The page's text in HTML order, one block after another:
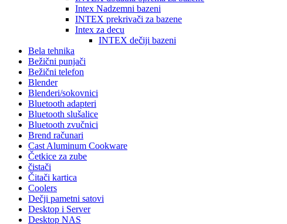
Intex Nadzemni bazeni
INTEX prekrivači za bazene
Intex za decu
INTEX dečiji bazeni
Bela tehnika
Bežični punjači
Bežični telefon
Blender
Blenderi/sokovnici
Bluetooth adapteri
Bluetooth slušalice
Bluetooth zvučnici
Brend računari
Cast Aluminum Cookware
Četkice za zube
čistači
Čitači kartica
Coolers
Dečji pametni satovi
Desktop i Server
Desktop NAS